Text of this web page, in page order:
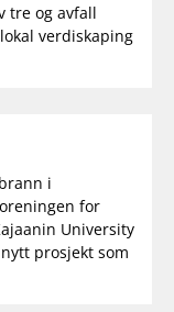
tre og avfall
verdiskaping
i
for
University
prosjekt som